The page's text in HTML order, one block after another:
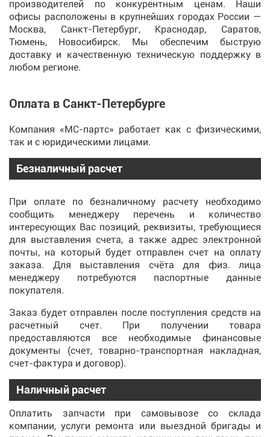
производителей по конкурентным ценам. Наши
офисы расположены в крупнейших городах России —
Москва, Санкт-Петербург, Краснодар, Саратов,
Тюмень, Новосибирск. Мы обеспечим быструю
доставку и качественную техническую поддержку в
любом регионе.
Оплата в Санкт-Петербурге
Компания «МС-партс» работает как с физическими,
так и с юридическими лицами.
Безналичный расчет
При оплате по безналичному расчету необходимо
сообщить менеджеру перечень и количество
интересующих Вас позиций, реквизиты, требующиеся
для выставления счета, а также адрес электронной
почты, на который будет отправлен счет на оплату
заказа. Для выставления счёта для физ. лица
менеджеру потребуются паспортные данные
покупателя.
Заказ будет отправлен после поступления средств на
расчетный счет. При получении товара
предоставляются все необходимые финансовые
документы (счет, товарно-транспортная накладная,
счет-фактура и договор).
Наличный расчет
Оплатить запчасти при самовывозе со склада
компании, услуги ремонта или выездной бригады и